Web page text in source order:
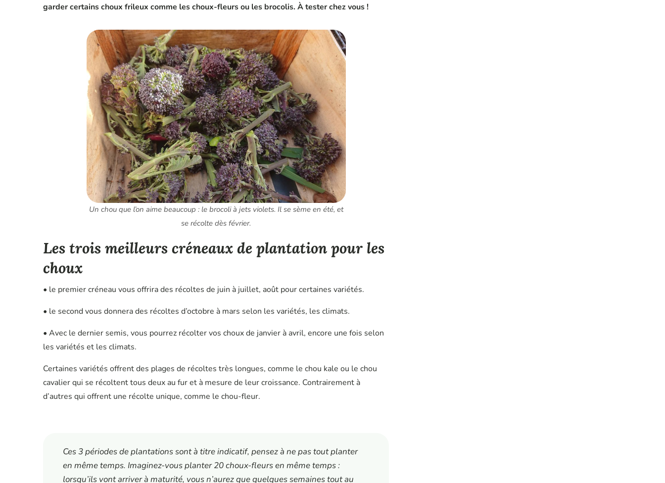
garder certains choux frileux comme les choux-fleurs ou les brocolis. À tester chez vous !
Un chou que l’on aime beaucoup : le brocoli à jets violets. Il se sème en été, et
se récolte dès février.
Les trois meilleurs créneaux de plantation pour les
choux
• le premier créneau vous offrira des récoltes de juin à juillet, août pour certaines variétés.
• le second vous donnera des récoltes d’octobre à mars selon les variétés, les climats.
• Avec le dernier semis, vous pourrez récolter vos choux de janvier à avril, encore une fois selon
les variétés et les climats.
Certaines variétés offrent des plages de récoltes très longues, comme le chou kale ou le chou
cavalier qui se récoltent tous deux au fur et à mesure de leur croissance. Contrairement à
d’autres qui offrent une récolte unique, comme le chou-fleur.
Ces 3 périodes de plantations sont à titre indicatif, pensez à ne pas tout planter
en même temps. Imaginez-vous planter 20 choux-fleurs en même temps :
lorsqu’ils vont arriver à maturité, vous n’aurez que quelques semaines tout au